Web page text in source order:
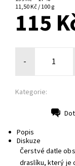
11,50 Kč / 100 g
115
-
Kategorie:
Popis
Diskuze
Čerstvé datle
draslíku, který je